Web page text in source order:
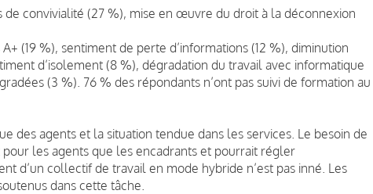
de convivialité (27 %), mise en œuvre du droit à la déconnexion
(19 %), sentiment de perte d’informations (12 %), diminution
d’isolement (8 %), dégradation du travail avec informatique
(3 %). 76 % des répondants n’ont pas suivi de formation au
des agents et la situation tendue dans les services. Le besoin de
les agents que les encadrants et pourrait régler
d’un collectif de travail en mode hybride n’est pas inné. Les
dans cette tâche.